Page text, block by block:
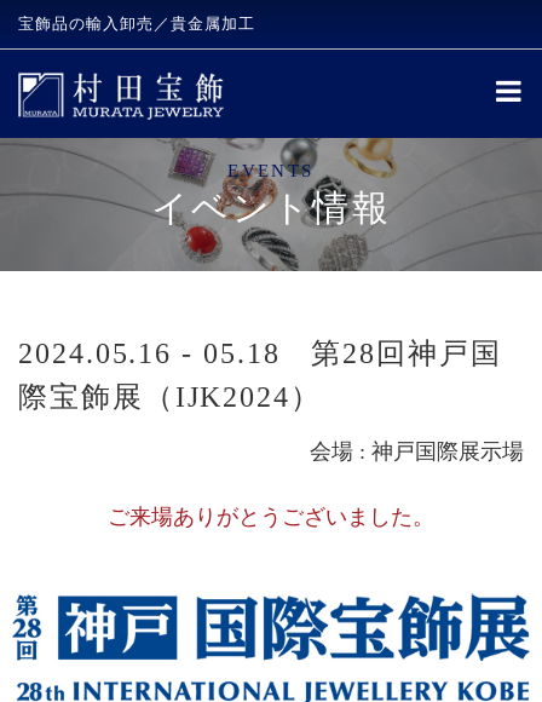
宝飾品の輸入卸売／貴金属加工
EVENTS
イベント情報
2024.05.16 - 05.18 第28回神戸国
際宝飾展（IJK2024）
会場 : 神戸国際展示場
ご来場ありがとうございました。